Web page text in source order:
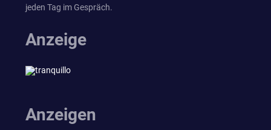
jeden Tag im Gespräch.
Anzeige
Anzeigen